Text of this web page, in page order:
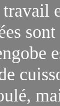
sont